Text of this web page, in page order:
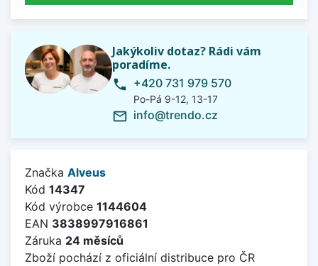
Jakýkoliv dotaz? Rádi vám
poradíme.
phone +420 731 979 570
Po-Pá 9-12, 13-17
mail_outline info@trendo.cz
Značka Alveus
Kód 14347
Kód výrobce 1144604
EAN 3838997916861
Záruka 24 měsíců
Zboží pochází z oficiální distribuce pro ČR